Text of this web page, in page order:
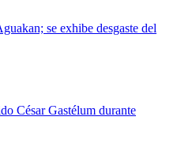
se exhibe desgaste del
César Gastélum durante